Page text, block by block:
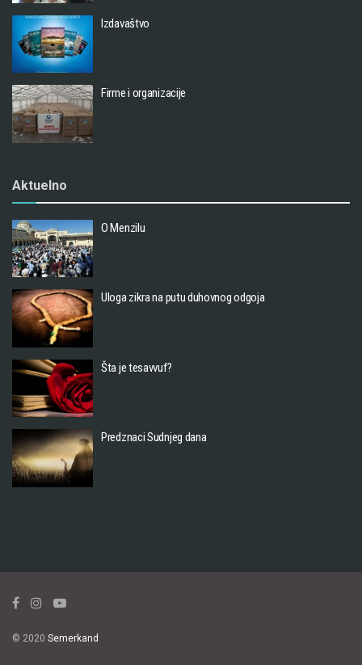
Izdavaštvo
Firme i organizacije
Aktuelno
O Menzilu
Uloga zikra na putu duhovnog odgoja
Šta je tesavvuf?
Predznaci Sudnjeg dana
© 2020 Semerkand